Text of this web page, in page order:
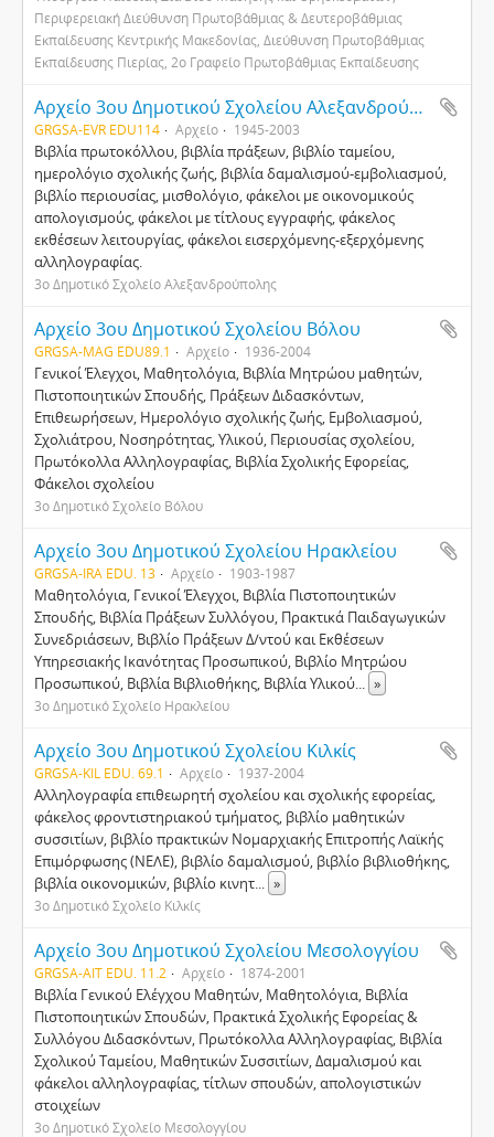
Περιφερειακή Διεύθυνση Πρωτοβάθμιας & Δευτεροβάθμιας
Εκπαίδευσης Κεντρικής Μακεδονίας, Διεύθυνση Πρωτοβάθμιας
Εκπαίδευσης Πιερίας, 2ο Γραφείο Πρωτοβάθμιας Εκπαίδευσης
Αρχείο 3ου Δημοτικού Σχολείου Αλεξανδρούπολης
GRGSA-EVR EDU114 Αρχείο 1945-2003
Βιβλία πρωτοκόλλου, βιβλία πράξεων, βιβλίο ταμείου,
ημερολόγιο σχολικής ζωής, βιβλία δαμαλισμού-εμβολιασμού,
βιβλίο περιουσίας, μισθολόγιο, φάκελοι με οικονομικούς
απολογισμούς, φάκελοι με τίτλους εγγραφής, φάκελος
εκθέσεων λειτουργίας, φάκελοι εισερχόμενης-εξερχόμενης
αλληλογραφίας.
3ο Δημοτικό Σχολείο Αλεξανδρούπολης
Αρχείο 3ου Δημοτικού Σχολείου Βόλου
GRGSA-MAG EDU89.1 Αρχείο 1936-2004
Γενικοί Έλεγχοι, Μαθητολόγια, Βιβλία Μητρώου μαθητών,
Πιστοποιητικών Σπουδής, Πράξεων Διδασκόντων,
Επιθεωρήσεων, Ημερολόγιο σχολικής ζωής, Εμβολιασμού,
Σχολιάτρου, Νοσηρότητας, Υλικού, Περιουσίας σχολείου,
Πρωτόκολλα Αλληλογραφίας, Βιβλία Σχολικής Εφορείας,
Φάκελοι σχολείου
3ο Δημοτικό Σχολείο Βόλου
Αρχείο 3ου Δημοτικού Σχολείου Ηρακλείου
GRGSA-IRA EDU. 13 Αρχείο 1903-1987
Mαθητολόγια, Γενικοί Έλεγχοι, Bιβλία Πιστοποιητικών
Σπουδής, Βιβλία Πράξεων Συλλόγου, Πρακτικά Παιδαγωγικών
Συνεδριάσεων, Bιβλίο Πράξεων Δ/ντού και Eκθέσεων
Yπηρεσιακής Iκανότητας Προσωπικού, Bιβλίο Mητρώου
Προσωπικού, Bιβλία Bιβλιοθήκης, Bιβλία Yλικού... »
3ο Δημοτικό Σχολείο Ηρακλείου
Αρχείο 3ου Δημοτικού Σχολείου Κιλκίς
GRGSA-KIL EDU. 69.1 Αρχείο 1937-2004
Αλληλογραφία επιθεωρητή σχολείου και σχολικής εφορείας,
φάκελος φροντιστηριακού τμήματος, βιβλίο μαθητικών
συσσιτίων, βιβλίο πρακτικών Νομαρχιακής Επιτροπής Λαϊκής
Επιμόρφωσης (ΝΕΛΕ), βιβλίο δαμαλισμού, βιβλίο βιβλιοθήκης,
βιβλία οικονομικών, βιβλίο κινητ... »
3ο Δημοτικό Σχολείο Κιλκίς
Αρχείο 3ου Δημοτικού Σχολείου Μεσολογγίου
GRGSA-AIT EDU. 11.2 Αρχείο 1874-2001
Bιβλία Γενικού Eλέγχου Mαθητών, Μαθητολόγια, Βιβλία
Πιστοποιητικών Σπουδών, Πρακτικά Σχολικής Εφορείας &
Συλλόγου Διδασκόντων, Πρωτόκολλα Αλληλογραφίας, Βιβλία
Σχολικού Ταμείου, Μαθητικών Συσσιτίων, Δαμαλισμού και
φάκελοι αλληλογραφίας, τίτλων σπουδών, απολογιστικών
στοιχείων
3ο Δημοτικό Σχολείο Μεσολογγίου